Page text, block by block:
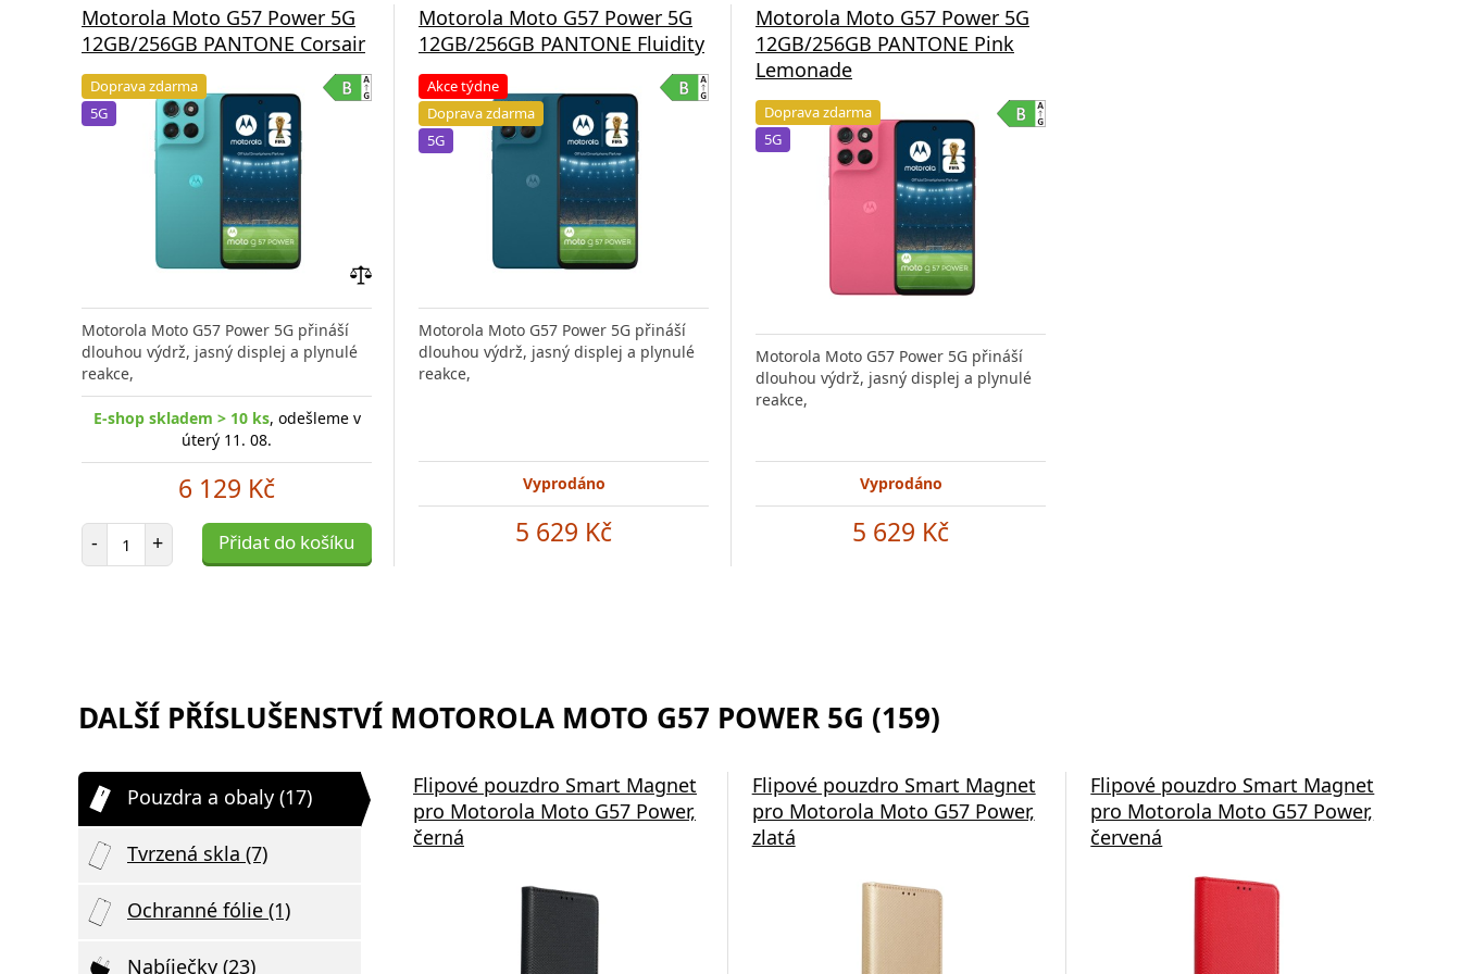
Motorola Moto G57 Power 5G
12GB/256GB PANTONE Corsair
Doprava zdarma
5G
porovnání
Motorola Moto G57 Power 5G přináší
dlouhou výdrž, jasný displej a plynulé
reakce,
E-shop skladem > 10 ks, odešleme v
úterý 11. 08.
6 129 Kč
- Počet položek
+ Přidat do košíku
Motorola Moto G57 Power 5G
12GB/256GB PANTONE Fluidity
Akce týdne
Doprava zdarma
5G
Motorola Moto G57 Power 5G přináší
dlouhou výdrž, jasný displej a plynulé
reakce,
Vyprodáno
5 629 Kč
Motorola Moto G57 Power 5G
12GB/256GB PANTONE Pink
Lemonade
Doprava zdarma
5G
Motorola Moto G57 Power 5G přináší
dlouhou výdrž, jasný displej a plynulé
reakce,
Vyprodáno
5 629 Kč
DALŠÍ PŘÍSLUŠENSTVÍ MOTOROLA MOTO G57 POWER 5G (159)
Pouzdra a obaly (17)
Tvrzená skla (7)
Ochranné fólie (1)
Nabíječky (23)
Flipové pouzdro Smart Magnet
pro Motorola Moto G57 Power,
černá
Flipové pouzdro Smart Magnet
pro Motorola Moto G57 Power,
zlatá
Flipové pouzdro Smart Magnet
pro Motorola Moto G57 Power,
červená
Aligator Pods ANC černá Aligator Pods LCD + ANC černá
Anker soundcore P41i
Bluetooth sluchátka bílá
Doprava zdarma
Anker soundcore V40
Bluetooth sluchátka černá
Doprava zdarma